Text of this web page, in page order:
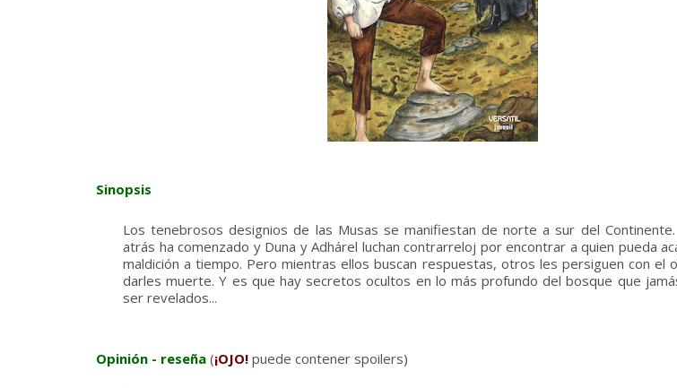
Sinopsis
Los tenebrosos designios de las Musas se manifiestan de norte a sur del
atrás ha comenzado y Duna y Adhárel luchan contrarreloj por encontrar a quien pueda
maldición a tiempo. Pero mientras ellos buscan respuestas, otros les persiguen con el
darles muerte. Y es que hay secretos ocultos en lo más profundo del bosque que
ser revelados...
Opinión - reseña (¡OJO! puede contener spoilers)